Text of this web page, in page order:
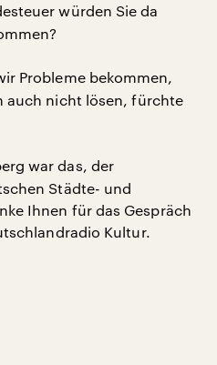
würden Sie da
Probleme bekommen,
auch nicht lösen, fürchte
war das, der
Städte- und
Ihnen für das Gespräch
Kultur.